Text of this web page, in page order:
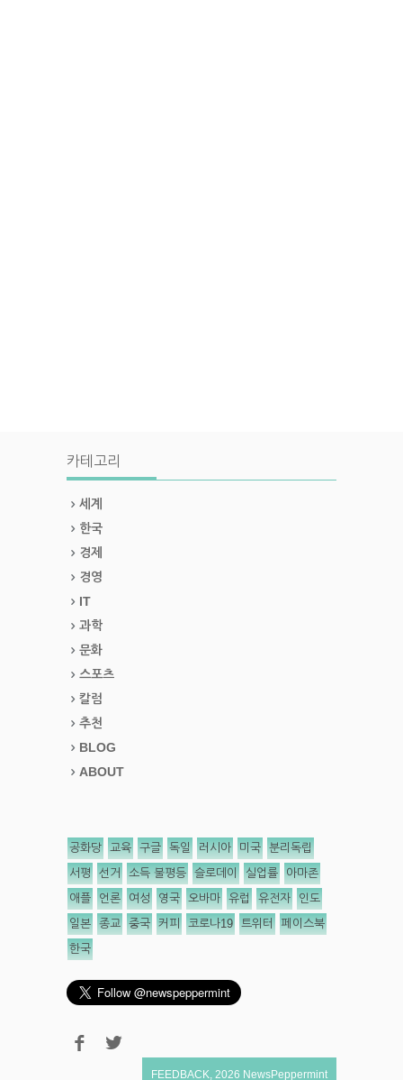
카테고리
세계
한국
경제
경영
IT
과학
문화
스포츠
칼럼
추천
BLOG
ABOUT
공화당 교육 구글 독일 러시아 미국 분리독립
서평 선거 소득 불평등 슬로데이 실업률 아마존
애플 언론 여성 영국 오바마 유럽 유전자 인도
일본 종교 중국 커피 코로나19 트위터 페이스북
한국
FEEDBACK 2026 NewsPeppermint